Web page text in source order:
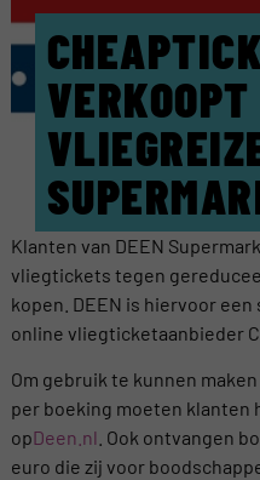
VERKOOPT
Klanten van DEEN
vliegtickets tegen
kopen. DEEN is hiervoor
online vliegticketaanbieder
Om gebruik te kunnen
per boeking moeten
opDeen.nl . Ook ontvangen
euro die zij voor